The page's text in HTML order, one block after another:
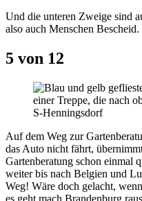
Und die unteren Zweige sind
also auch Menschen Bescheid.
5 von 12
S-Henningsdorf
Auf dem Weg zur
das Auto nicht fährt,
Gartenberatung schon einmal
weiter bis nach Belgien und
Weg! Wäre doch gelacht,